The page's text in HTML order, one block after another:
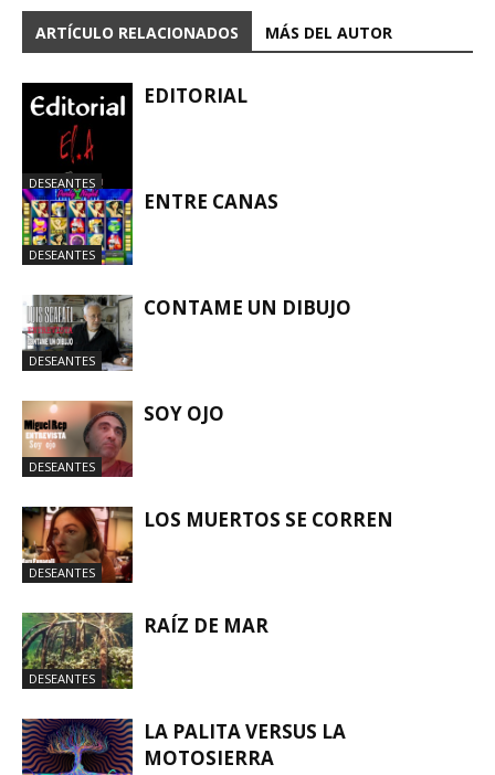
ARTÍCULO RELACIONADOS MÁS DEL AUTOR
DESEANTES
EDITORIAL
DESEANTES
ENTRE CANAS
DESEANTES
CONTAME UN DIBUJO
DESEANTES
SOY OJO
DESEANTES
LOS MUERTOS SE CORREN
DESEANTES
RAÍZ DE MAR
LA PALITA VERSUS LA
MOTOSIERRA